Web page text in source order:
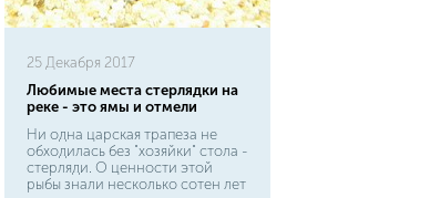
25 Декабря 2017
Любимые места стерлядки на
реке - это ямы и отмели
Ни одна царская трапеза не
обходилась без "хозяйки" стола -
стерляди. О ценности этой
рыбы знали несколько сотен лет